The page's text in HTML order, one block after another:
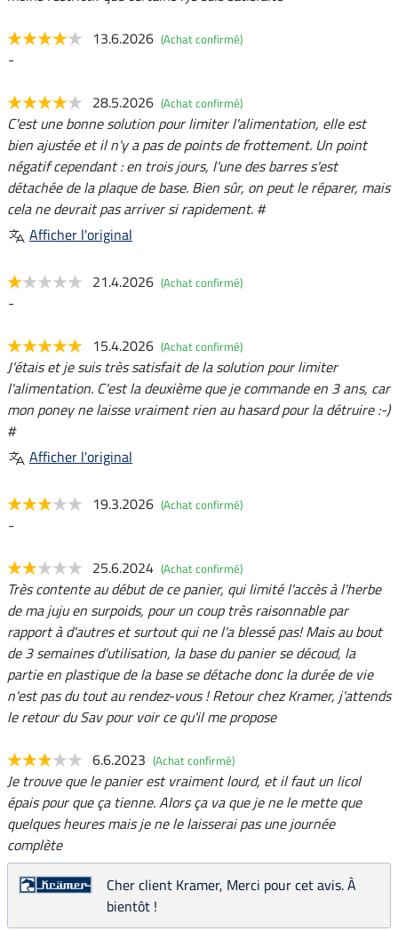
13.6.2026 (Achat confirmé)
-
28.5.2026 (Achat confirmé)
C'est une bonne solution pour limiter l'alimentation, elle est
bien ajustée et il n'y a pas de points de frottement. Un point
négatif cependant : en trois jours, l'une des barres s'est
détachée de la plaque de base. Bien sûr, on peut le réparer, mais
cela ne devrait pas arriver si rapidement. #
Afficher l'original
21.4.2026 (Achat confirmé)
-
15.4.2026 (Achat confirmé)
J'étais et je suis très satisfait de la solution pour limiter
l'alimentation. C'est la deuxième que je commande en 3 ans, car
mon poney ne laisse vraiment rien au hasard pour la détruire :-)
#
Afficher l'original
19.3.2026 (Achat confirmé)
-
25.6.2024 (Achat confirmé)
Très contente au début de ce panier, qui limité l'accès à l'herbe
de ma juju en surpoids, pour un coup très raisonnable par
rapport à d'autres et surtout qui ne l'a blessé pas! Mais au bout
de 3 semaines d'utilisation, la base du panier se découd, la
partie en plastique de la base se détache donc la durée de vie
n'est pas du tout au rendez-vous ! Retour chez Kramer, j'attends
le retour du Sav pour voir ce qu'il me propose
6.6.2023 (Achat confirmé)
Je trouve que le panier est vraiment lourd, et il faut un licol
épais pour que ça tienne. Alors ça va que je ne le mette que
quelques heures mais je ne le laisserai pas une journée
complète
Cher client Kramer, Merci pour cet avis. À
bientôt !